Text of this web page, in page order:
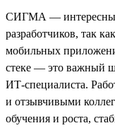
СИГМА —
разработчиков, так
мобильных
стеке — это важный
ИТ-специалиста.
и отзывчивыми
обучения и роста,